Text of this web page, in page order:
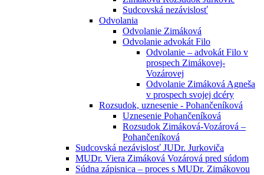
Sudcovská nezávislosť
Odvolania
Odvolanie Zimáková
Odvolanie advokát Filo
Odvolanie – advokát Filo v
prospech Zimákovej-
Vozárovej
Odvolanie Zimáková Agneša
v prospech svojej dcéry
Rozsudok, uznesenie - Pohančeníková
Uznesenie Pohančeníková
Rozsudok Zimáková-Vozárová –
Pohančeníková
Sudcovská nezávislosť JUDr. Jurkoviča
MUDr. Viera Zimáková Vozárová pred súdom
Súdna zápisnica – proces s MUDr. Zimákovou